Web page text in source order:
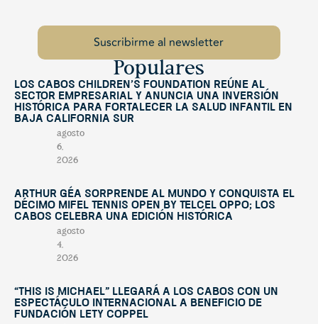
Populares
Los Cabos Children’s Foundation reúne al
sector empresarial y anuncia una inversión
histórica para fortalecer la salud infantil en
Baja California Sur
agosto
6,
2026
Arthur Géa sorprende al mundo y conquista el
décimo Mifel Tennis Open by Telcel OPPO; Los
Cabos celebra una edición histórica
agosto
4,
2026
“This Is Michael” llegará a Los Cabos con un
espectáculo internacional a beneficio de
Fundación Lety Coppel